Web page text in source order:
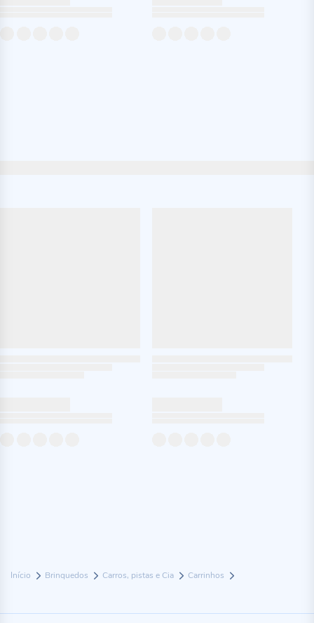
Início Brinquedos Carros, pistas e Cia Carrinhos